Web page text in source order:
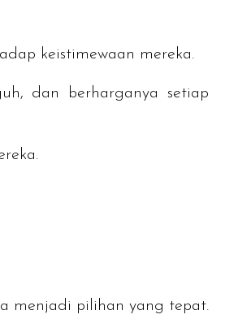
keistimewaan mereka.
dan berharganya setiap
menjadi pilihan yang tepat.